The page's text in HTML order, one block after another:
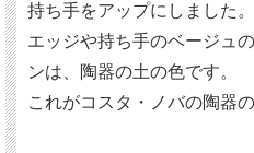
持ち手をアップにしました。
エッジや持ち手のベージュ
ンは、陶器の土の色です。
これがコスタ・ノバの陶器